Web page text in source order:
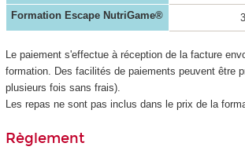
Formation Escape NutriGame®
Le paiement s'effectue à réception de la facture
formation. Des facilités de paiements peuvent être
plusieurs fois sans frais).
Les repas ne sont pas inclus dans le prix de la
Règlement